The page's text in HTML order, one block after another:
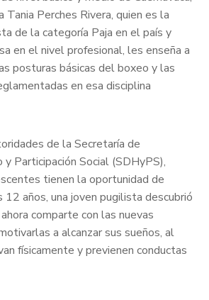
Tania Perches Rivera, quien es la
de la categoría Paja en el país y
en el nivel profesional, les enseña a
posturas básicas del boxeo y las
en esa disciplina
de la Secretaría de
Participación Social (SDHyPS),
tienen la oportunidad de
12 años, una joven pugilista descubrió
comparte con las nuevas
a alcanzar sus sueños, al
físicamente y previenen conductas